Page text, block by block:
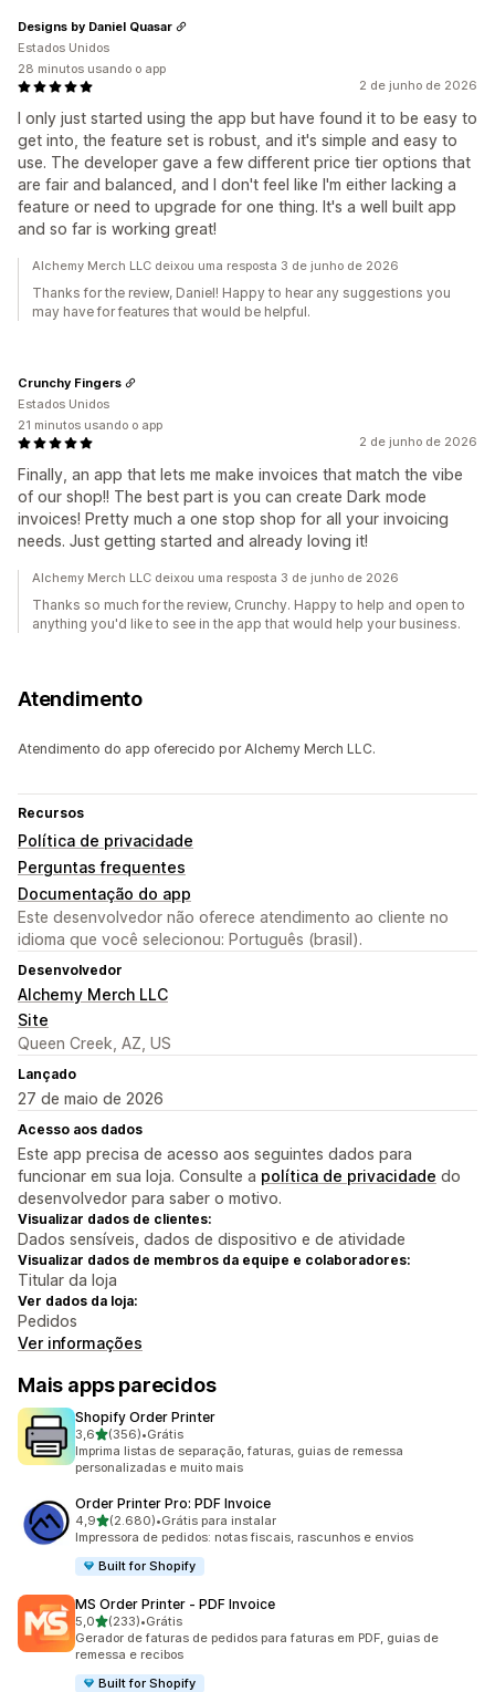
2 de junho de 2026
I only just started using the app but have found it to be easy to
get into, the feature set is robust, and it's simple and easy to
use. The developer gave a few different price tier options that
are fair and balanced, and I don't feel like I'm either lacking a
feature or need to upgrade for one thing. It's a well built app
and so far is working great!
Designs by Daniel Quasar
Estados Unidos
28 minutos usando o app
Alchemy Merch LLC deixou uma resposta 3 de junho de 2026
Thanks for the review, Daniel! Happy to hear any suggestions you
may have for features that would be helpful.
2 de junho de 2026
Finally, an app that lets me make invoices that match the vibe
of our shop!! The best part is you can create Dark mode
invoices! Pretty much a one stop shop for all your invoicing
needs. Just getting started and already loving it!
Crunchy Fingers
Estados Unidos
21 minutos usando o app
Alchemy Merch LLC deixou uma resposta 3 de junho de 2026
Thanks so much for the review, Crunchy. Happy to help and open to
anything you'd like to see in the app that would help your business.
Atendimento
Atendimento do app oferecido por Alchemy Merch LLC.
Recursos
Política de privacidade
Perguntas frequentes
Documentação do app
Este desenvolvedor não oferece atendimento ao cliente no
idioma que você selecionou: Português (brasil).
Desenvolvedor
Alchemy Merch LLC
Site
Queen Creek, AZ, US
Lançado
27 de maio de 2026
Acesso aos dados
Este app precisa de acesso aos seguintes dados para
funcionar em sua loja. Consulte a política de privacidade do
desenvolvedor para saber o motivo.
Visualizar dados de clientes:
Dados sensíveis, dados de dispositivo e de atividade
Visualizar dados de membros da equipe e colaboradores:
Titular da loja
Ver dados da loja:
Pedidos
Ver informações
Mais apps parecidos
Shopify Order Printer
3,6de 5 estrelas
(356)
356 avaliações ao todo
•Grátis
Imprima listas de separação, faturas, guias de remessa
personalizadas e muito mais
Order Printer Pro: PDF Invoice
4,9de 5 estrelas
(2.680)
2680 avaliações ao todo
•Grátis para instalar
Impressora de pedidos: notas fiscais, rascunhos e envios
Built for Shopify
MS Order Printer ‑ PDF Invoice
5,0de 5 estrelas
(233)
233 avaliações ao todo
•Grátis
Gerador de faturas de pedidos para faturas em PDF, guias de
remessa e recibos
Built for Shopify